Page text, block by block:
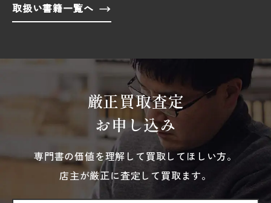
取扱い書籍一覧へ
厳正買取査定
お申し込み
専門書の価値を理解して買取してほしい方。
店主が厳正に査定して買取ます。